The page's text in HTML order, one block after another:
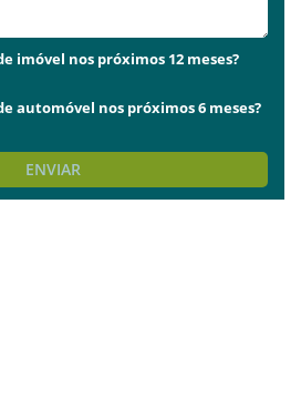
imóvel nos próximos 12 meses?
automóvel nos próximos 6 meses?
ENVIAR